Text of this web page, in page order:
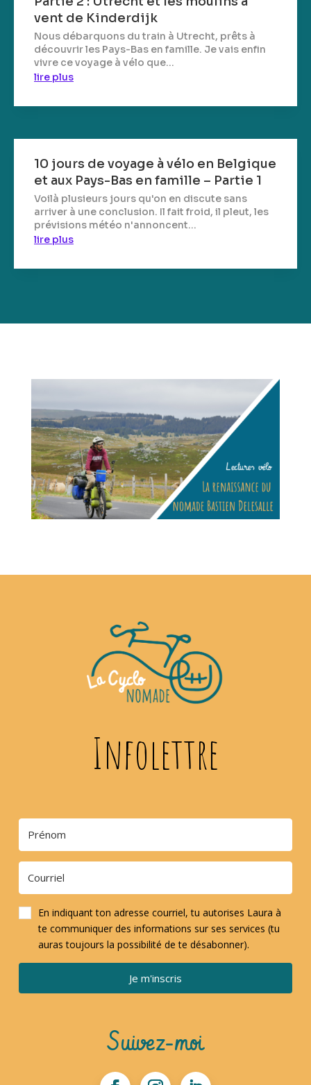
vent de Kinderdijk
Nous débarquons du train à Utrecht, prêts à
découvrir les Pays-Bas en famille. Je vais enfin
vivre ce voyage à vélo que...
lire plus
10 jours de voyage à vélo en Belgique
et aux Pays-Bas en famille – Partie 1
Voilà plusieurs jours qu'on en discute sans
arriver à une conclusion. Il fait froid, il pleut, les
prévisions météo n'annoncent...
lire plus
Infolettre
En indiquant ton adresse courriel, tu autorises Laura à
te communiquer des informations sur ses services (tu
auras toujours la possibilité de te désabonner).
Je m'inscris
Suivez-moi